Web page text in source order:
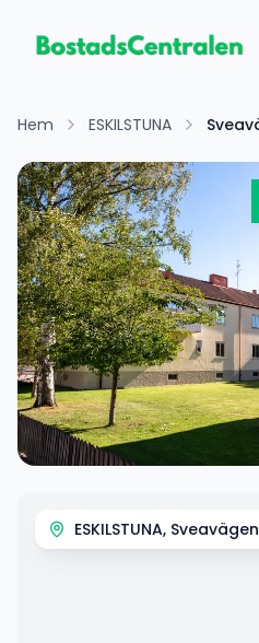
Hem ESKILSTUNA
ESKILSTUNA,